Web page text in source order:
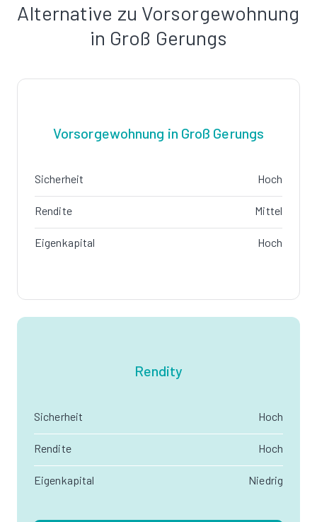
Alternative zu Vorsorgewohnung
in Groß Gerungs
Vorsorgewohnung in Groß Gerungs
Sicherheit Hoch
Rendite Mittel
Eigenkapital Hoch
Rendity
Sicherheit Hoch
Rendite Hoch
Eigenkapital Niedrig